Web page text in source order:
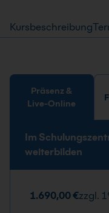
Kursbeschreibung
Präsenz &
Live-Online
Im
weiterbilden
1.690,00 €zzgl.